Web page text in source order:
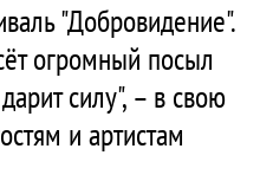
"Добровидение".
огромный посыл
силу", – в свою
и артистам